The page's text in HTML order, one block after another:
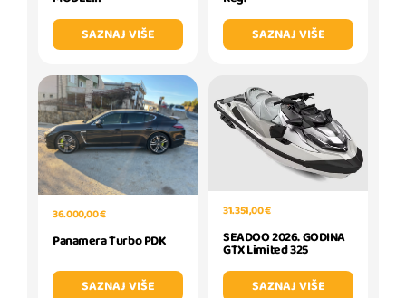
SAZNAJ VIŠE
SAZNAJ VIŠE
36.000,00 €
Panamera Turbo PDK
SAZNAJ VIŠE
31.351,00 €
SEADOO 2026. GODINA
GTX Limited 325
SAZNAJ VIŠE